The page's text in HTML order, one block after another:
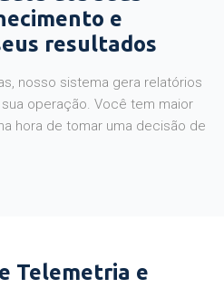
e
resultados
nosso sistema gera relatórios
operação. Você tem maior
hora de tomar uma decisão de
Telemetria e